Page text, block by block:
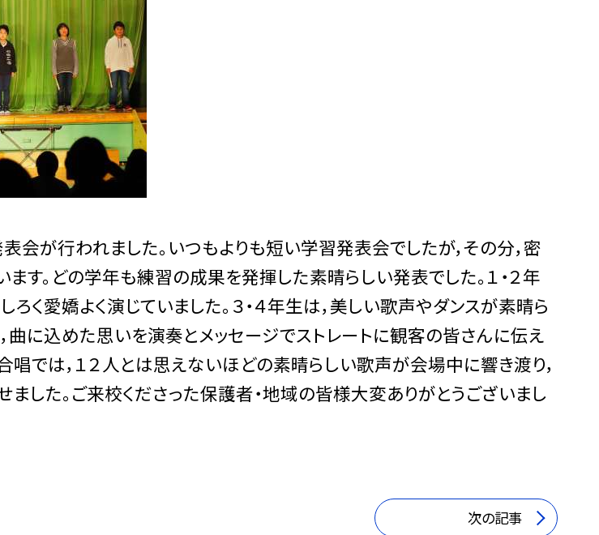
表会が行われました。いつもよりも短い学習発表会でしたが，その分，密
す。どの学年も練習の成果を発揮した素晴らしい発表でした。１・２年
ろく愛嬌よく演じていました。３・４年生は，美しい歌声やダンスが素晴ら
，曲に込めた思いを演奏とメッセージでストレートに観客の皆さんに伝え
唱では，１２人とは思えないほどの素晴らしい歌声が会場中に響き渡り，
した。ご来校くださった保護者・地域の皆様大変ありがとうございまし
次の記事